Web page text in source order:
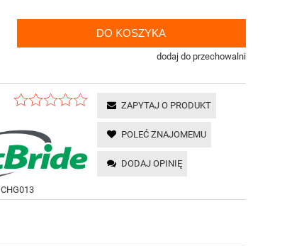
DO KOSZYKA
dodaj do przechowalni
CHG013
ZAPYTAJ O PRODUKT
POLEĆ ZNAJOMEMU
DODAJ OPINIĘ